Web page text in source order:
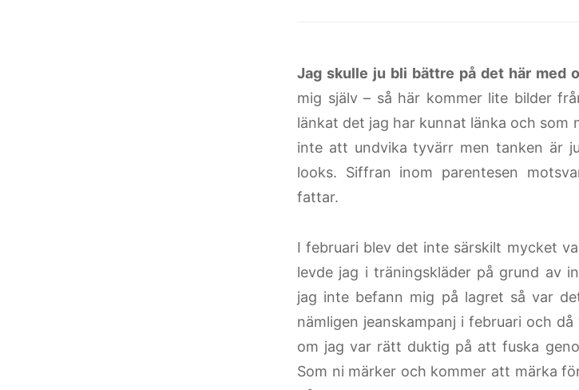
Jag skulle ju bli bättre på det här med
mig själv – så här kommer lite bilder
länkat det jag har kunnat länka och som
inte att undvika tyvärr men tanken är
looks. Siffran inom parentesen
fattar.
I februari blev det inte särskilt mycket
levde jag i träningskläder på grund av
jag inte befann mig på lagret så var
nämligen jeanskampanj i februari och
om jag var rätt duktig på att fuska
Som ni märker och kommer att märka